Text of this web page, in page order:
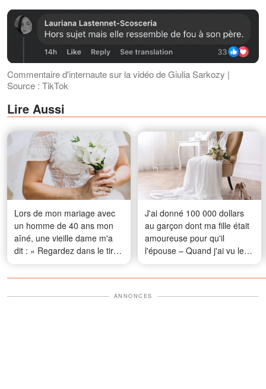
Commentaire d'internaute sur la vidéo de Giulia Sarkozy |
Source : TikTok
Lire Aussi
Lors de mon mariage avec
un homme de 40 ans mon
aîné, une vieille dame m'a
dit : « Regardez dans le tiroir
du bas de son bureau avant
votre lune de miel… sinon,
amèrement. »
J'ai donné 100 000 dollars
au garçon dont ma fille était
amoureuse pour qu'il
l'épouse – Quand j'ai vu les
photos de mariage, je n'en
croyais pas mes yeux
ANNONCES